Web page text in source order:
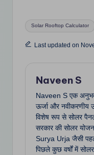
Solar Rooftop Calculator
Last updated on
Naveen S
Naveen S एक
ऊर्जा और नवीकरणीय
विशेष रूप से सोलर
सरकार की सोलर
Surya Urja जैसी
पिछले कुछ वर्षों में